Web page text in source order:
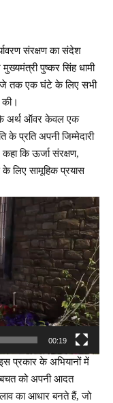
संरक्षण का संदेश
पुष्कर सिंह धामी
तक एक घंटे के लिए सभी
अर्थ ऑवर केवल एक
के प्रति अपनी जिम्मेदारी
कि ऊर्जा संरक्षण,
लिए सामूहिक प्रयास
00:19
प्रकार के अभियानों में
बचत को अपनी आदत
का आधार बनते हैं, जो